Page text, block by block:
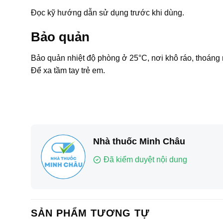
Đọc kỹ hướng dẫn sử dụng trước khi dùng.
Bảo quản
Bảo quản nhiệt độ phòng ở 25°C, nơi khô ráo, thoáng
Để xa tầm tay trẻ em.
Nhà thuốc Minh Châu
Đã kiểm duyệt nội dung
SẢN PHẨM TƯƠNG TỰ